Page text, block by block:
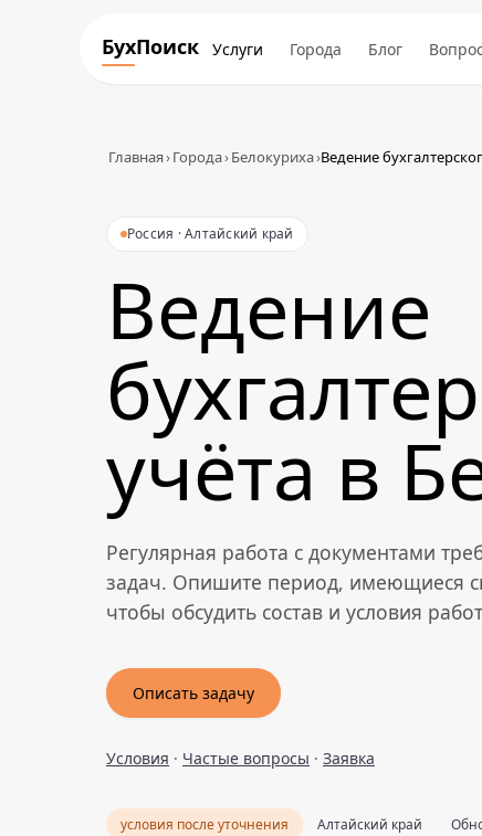
БухПоиск Услуги Города Блог
Главная›Города›Белокуриха›Ведение
Россия · Алтайский край
Ведение
учёта в
Регулярная работа с документами
задач. Опишите период, имеющиеся
чтобы обсудить состав и условия
Описать задачу
Условия · Частые вопросы · Заявка
условия после уточнения Алтайский край